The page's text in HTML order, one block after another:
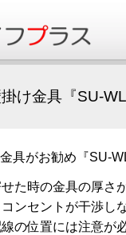
け金具『SU-
具がお勧め『SU-
た時の金具の厚さ
ンセントが干渉し
の位置には注意が